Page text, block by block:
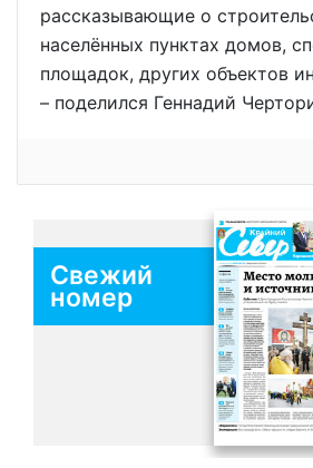
рассказывающие о
населённых пунктах домов,
площадок, других объектов
– поделился Геннадий
Свежий
номер